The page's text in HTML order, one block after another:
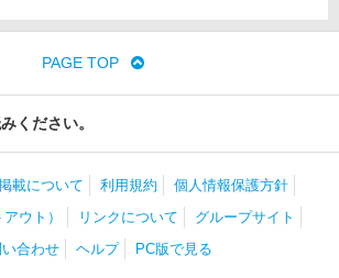
PAGE TOP
ください。
載について 利用規約
個人情報保護方針
ウト）
リンクについて
グループサイト
合わせ
ヘルプ PC版で見る